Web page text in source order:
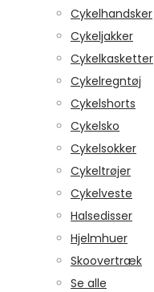
Cykelhandsker
Cykeljakker
Cykelkasketter
Cykelregntøj
Cykelshorts
Cykelsko
Cykelsokker
Cykeltrøjer
Cykelveste
Halsedisser
Hjelmhuer
Skoovertræk
Se alle